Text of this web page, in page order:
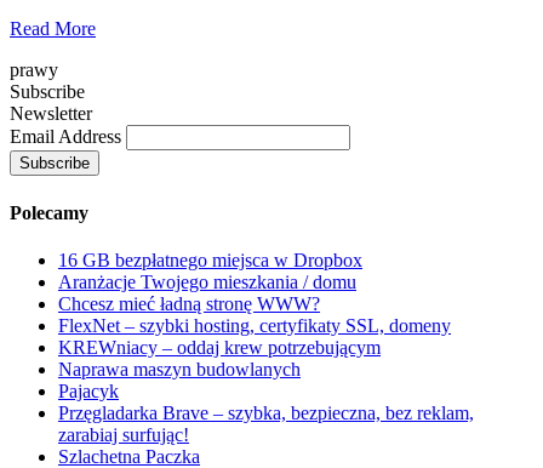
Read More
prawy
Subscribe
Newsletter
Email Address
Polecamy
16 GB bezpłatnego miejsca w Dropbox
Aranżacje Twojego mieszkania / domu
Chcesz mieć ładną stronę WWW?
FlexNet – szybki hosting, certyfikaty SSL, domeny
KREWniacy – oddaj krew potrzebującym
Naprawa maszyn budowlanych
Pajacyk
Przęgladarka Brave – szybka, bezpieczna, bez reklam,
zarabiaj surfując!
Szlachetna Paczka